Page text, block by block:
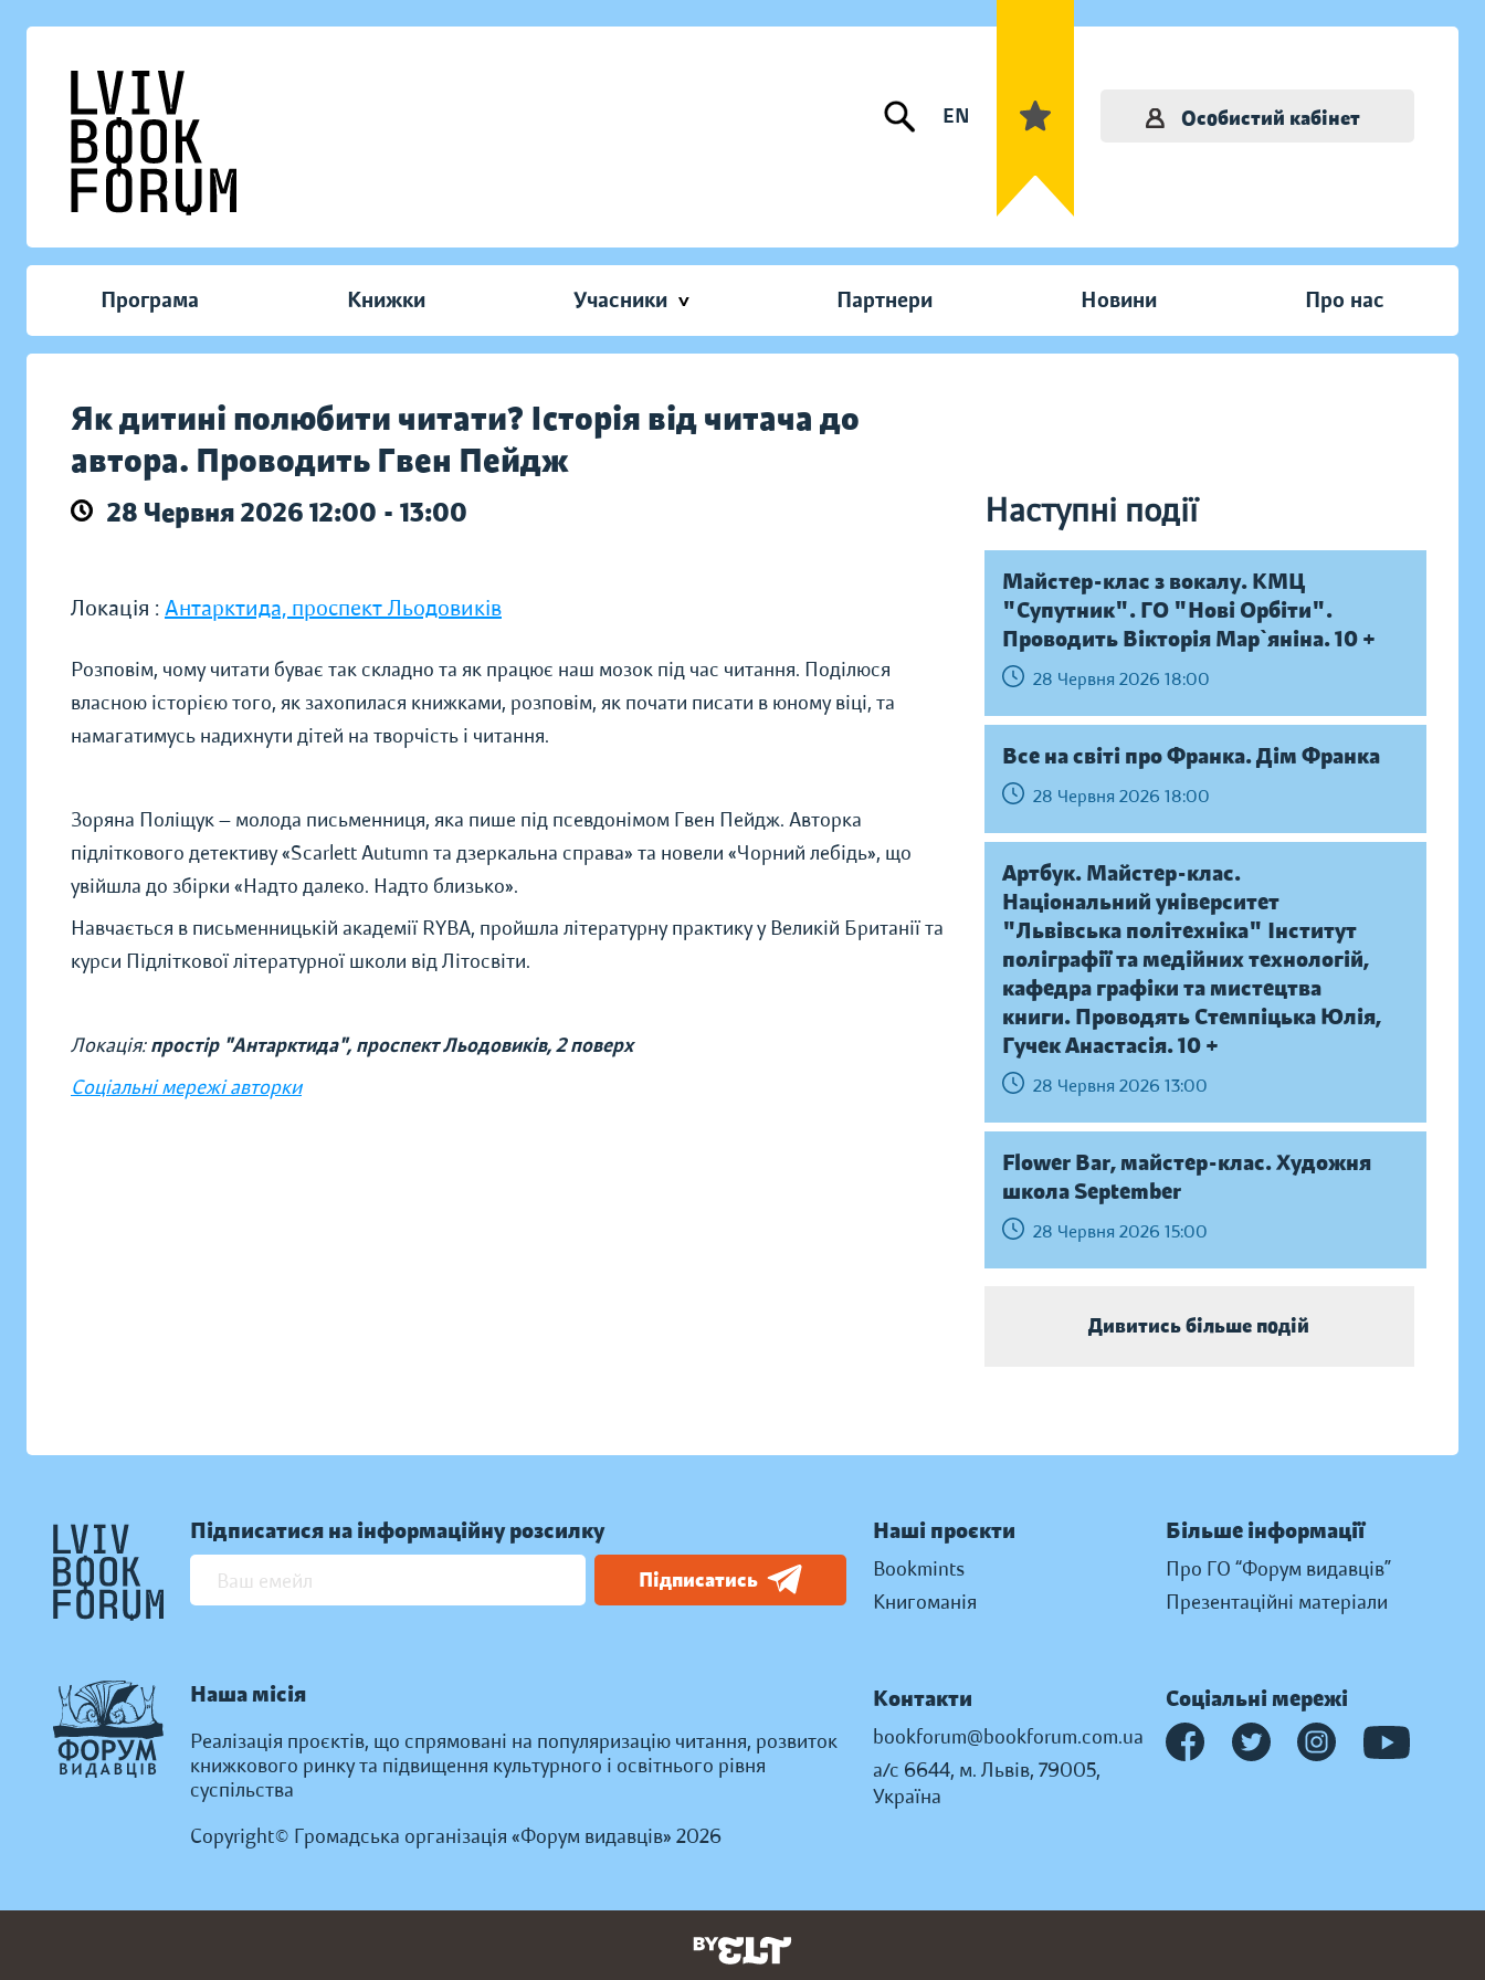
EN Особистий кабінет
Програма Книжки Учасники Партнери Новини Про нас
Як дитині полюбити читати? Історія від читача до
автора. Проводить Гвен Пейдж
28 Червня 2026 12:00 - 13:00 Наступні події
Локація : Антарктида, проспект Льодовиків
Розповім, чому читати буває так складно та як працює наш мозок під час читання. Поділюся
власною історією того, як захопилася книжками, розповім, як почати писати в юному віці, та
намагатимусь надихнути дітей на творчість і читання.
Зоряна Поліщук — молода письменниця, яка пише під псевдонімом Гвен Пейдж. Авторка
підліткового детективу «Scarlett Autumn та дзеркальна справа» та новели «Чорний лебідь», що
увійшла до збірки «Надто далеко. Надто близько».
Навчається в письменницькій академії RYBA, пройшла літературну практику у Великій Британії та
курси Підліткової літературної школи від Літосвіти.
Локація:простір "Антарктида", проспект Льодовиків, 2 поверх
Соціальні мережі авторки
Майстер-клас з вокалу. КМЦ
"Супутник". ГО "Нові Орбіти".
Проводить Вікторія Мар`яніна. 10 +
28 Червня 2026 18:00
Все на світі про Франка. Дім Франка
28 Червня 2026 18:00
Артбук. Майстер-клас.
Національний університет
"Львівська політехніка" Інститут
поліграфії та медійних технологій,
кафедра графіки та мистецтва
книги. Проводять Стемпіцька Юлія,
Гучек Анастасія. 10 +
28 Червня 2026 13:00
Flower Bar, майстер-клас. Художня
школа September
28 Червня 2026 15:00
Дивитись більше подій
Підписатися на інформаційну розсилку
Підписатись
Наша місія
Реалізація проєктів, що спрямовані на популяризацію читання, розвиток
книжкового ринку та підвищення культурного і освітнього рівня
суспільства
Copyright© Громадська організація «Форум видавців» 2026
Наші проєкти
Bookmints
Книгоманія
Більше інформації
Про ГО “Форум видавців”
Презентаційні матеріали
Контакти
bookforum@bookforum.com.ua
а/с 6644, м. Львів, 79005,
Україна
Соціальні мережі